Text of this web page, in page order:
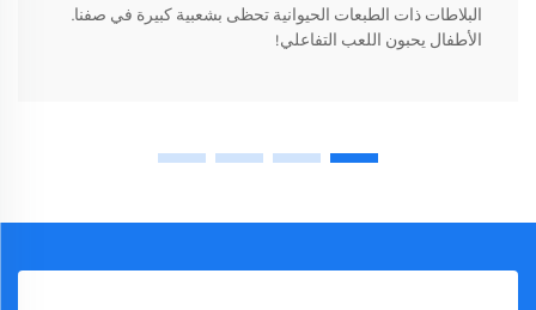
البلاطات ذات الطبعات الحيوانية تحظى بشعبية كبيرة في صفنا.
الأطفال يحبون اللعب التفاعلي!